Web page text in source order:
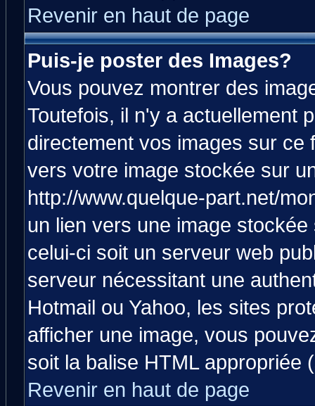
Revenir en haut de page
Puis-je poster des Images?
Vous pouvez montrer des
Toutefois, il n'y a actuellement
directement vos images sur ce
vers votre image stockée sur
http://www.quelque-part.net/
un lien vers une image
celui-ci soit un serveur web
serveur nécessitant une
Hotmail ou Yahoo, les sites
afficher une image, vous
soit la balise HTML appropriée
Revenir en haut de page